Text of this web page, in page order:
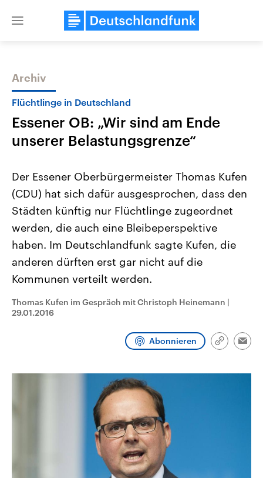
Close
Themen
Landtagswahl Sachsen-Anhalt
2026
Alle Informationen
Sachsen-Anhalt wählt am 6.
September 2026 einen neuen
Landtag. Seit 2021 wird das
Bundesland von einer Koalition aus
Umfragen, Prognosen,
und Hintergründe zu den Parteien
und Kandidaten der anstehenden
Wahl.
Aktuelle Beiträge,
Hintergründe
Wirtschaftlich und
gehören die Vereinigten
den mächtigsten Ländern
mit großem Einfluss auf
Sendungen Programm Podcasts
Archiv
Flüchtlinge in Deutschland
Essener OB: „Wir sind am Ende
unserer Belastungsgrenze“
Der Essener Oberbürgermeister Thomas Kufen
(CDU) hat sich dafür ausgesprochen, dass den
Städten künftig nur Flüchtlinge zugeordnet
werden, die auch eine Bleibeperspektive
haben. Im Deutschlandfunk sagte Kufen, die
anderen dürften erst gar nicht auf die
Kommunen verteilt werden.
Thomas Kufen im Gespräch mit Christoph Heinemann |
29.01.2016
Abonnieren
Link